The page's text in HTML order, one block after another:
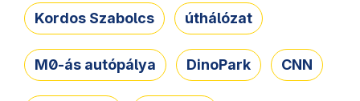
Kordos Szabolcs úthálózat
M0-ás autópálya DinoPark CNN